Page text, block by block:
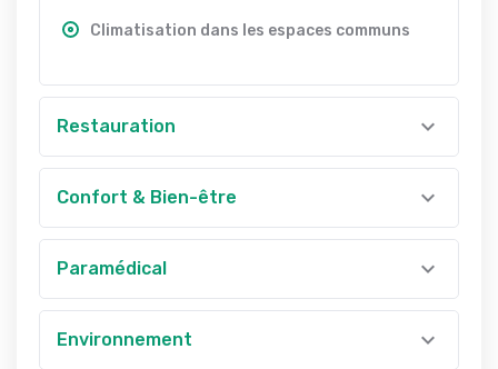
Climatisation dans les espaces communs
Restauration
Confort & Bien-être
Paramédical
Environnement